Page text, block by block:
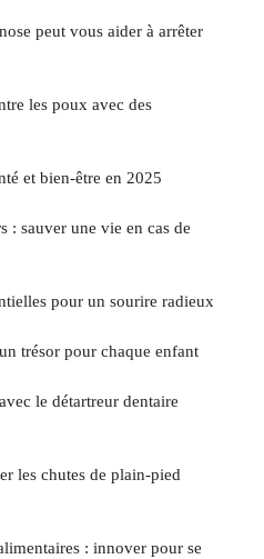
peut vous aider à arrêter
les poux avec des
et bien-être en 2025
: sauver une vie en cas de
pour un sourire radieux
trésor pour chaque enfant
le détartreur dentaire
les chutes de plain-pied
: innover pour se